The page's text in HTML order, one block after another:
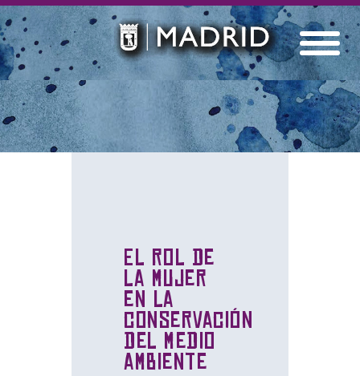
El rol de
la mujer
en la
conservación
del medio
ambiente